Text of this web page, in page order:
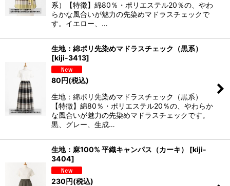
系）【特徴】綿80％・ポリエステル20％の、やわ
らかな風合いが魅力の先染めマドラスチェックで
す。イエロー、…
生地：綿ポリ先染めマドラスチェック（黒系）
[kiji-3413]
80円(税込)
生地：綿ポリ先染めマドラスチェック（黒系）
【特徴】綿80％・ポリエステル20％の、やわらか
な風合いが魅力の先染めマドラスチェックです。
黒、グレー、生成…
生地：麻100% 平織キャンパス（カーキ） [kiji-
3404]
230円(税込)